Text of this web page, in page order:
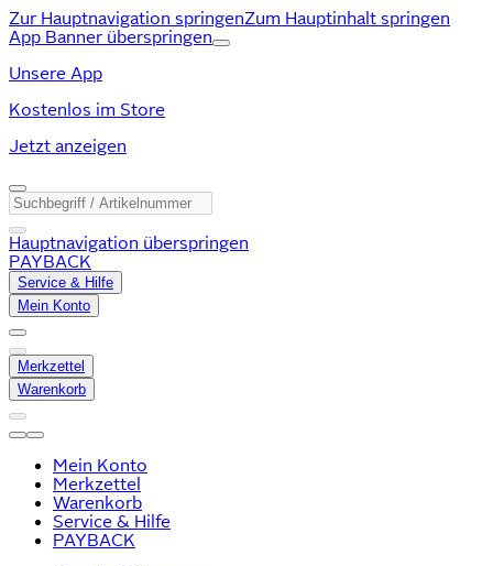
Zur Hauptnavigation springenZum Hauptinhalt springen
App Banner überspringen
Unsere App
Kostenlos im Store
Jetzt anzeigen
Hauptnavigation überspringen
PAYBACK
Service & Hilfe
Mein Konto
Merkzettel
Warenkorb
Mein Konto
Merkzettel
Warenkorb
Service & Hilfe
PAYBACK